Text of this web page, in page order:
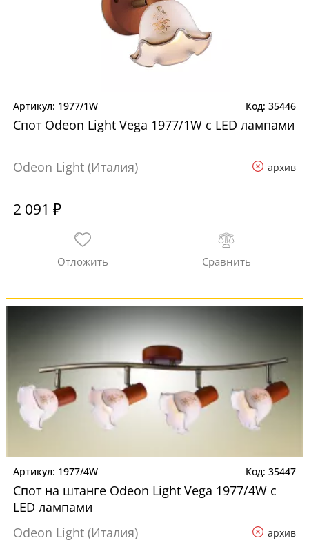
1977/1W 35446
Спот Odeon Light Vega 1977/1W с LED лампами
Odeon Light (Италия) архив
2 091 ₽
1977/4W 35447
Спот на штанге Odeon Light Vega 1977/4W с
LED лампами
Odeon Light (Италия)
архив